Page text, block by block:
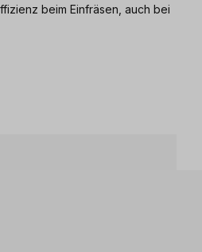
beim Einfräsen, auch bei